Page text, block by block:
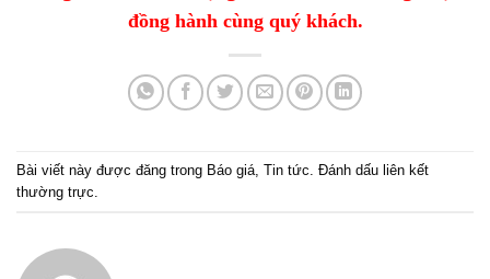
đồng hành cùng quý khách.
Bài viết này được đăng trong Báo giá Tin tức . Đánh dấu liên kết
thường trực